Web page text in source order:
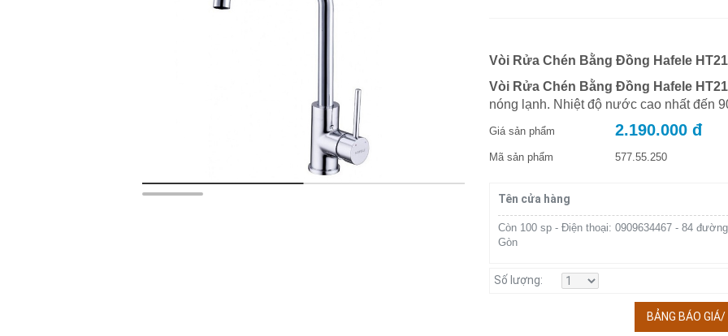
Vòi Rửa Chén Bằng Đồng Hafele
Vòi Rửa Chén Bằng Đồng Hafele
nóng lạnh. Nhiệt độ nước cao nhất đến
Giá sản phẩm 2.190.000 đ
Mã sản phẩm 577.55.250
Tên cửa hàng
Còn 100 sp - Điện thoại: 0909634467 - 84
Gòn
Số lượng:
BẢNG BÁO